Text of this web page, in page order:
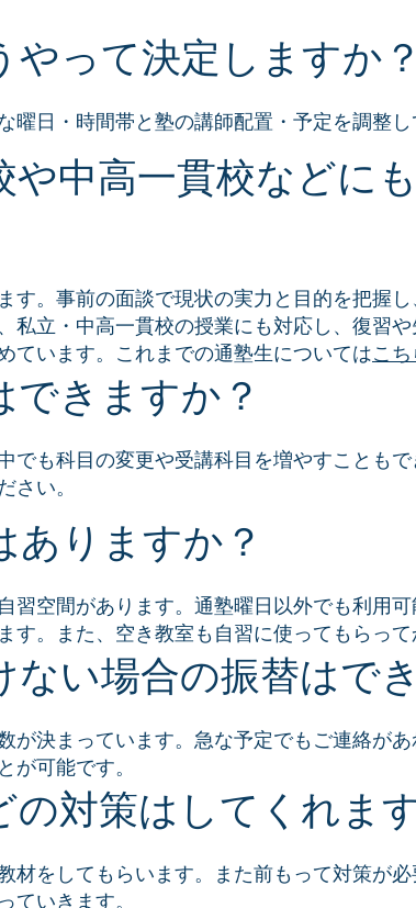
やって決定しますか？
曜日・時間帯と塾の講師配置・予定を調整し
や中高一貫校などに
す。事前の面談で現状の実力と目的を把握
私立・中高一貫校の授業にも対応し、復習
ています。これまでの通塾生についてはこち
きますか？
でも科目の変更や受講科目を増やすことも
さい。
ありますか？
習空間があります。通塾曜日以外でも利用
。
また、空き教室も自習に使ってもらって
ない場合の振替はで
が決まっています。急な予定でもご連絡が
が可能です。
の対策はしてくれま
材をしてもらいます。また前もって対策が
ていきます。